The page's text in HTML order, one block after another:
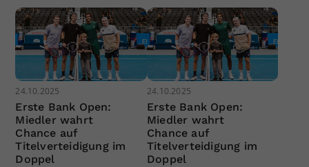
24.10.2025
Erste Bank Open:
Miedler wahrt
Chance auf
Titelverteidigung im
Doppel
24.10.2025
Erste Bank Open:
Miedler wahrt
Chance auf
Titelverteidigung im
Doppel